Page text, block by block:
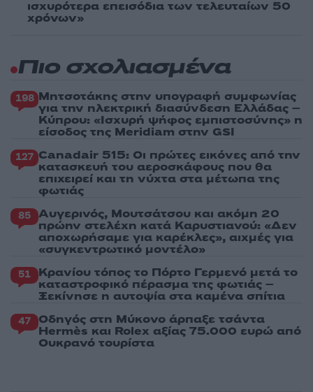
ισχυρότερα επεισόδια των τελευταίων 50
χρόνων»
Πιο σχολιασμένα
198 Μητσοτάκης στην υπογραφή συμφωνίας
για την ηλεκτρική διασύνδεση Ελλάδας –
Κύπρου: «Ισχυρή ψήφος εμπιστοσύνης» η
είσοδος της Meridiam στην GSI
127 Canadair 515: Οι πρώτες εικόνες από την
κατασκευή του αεροσκάφους που θα
επιχειρεί και τη νύχτα στα μέτωπα της
φωτιάς
85 Αυγερινός, Μουτσάτσου και ακόμη 20
πρώην στελέχη κατά Καρυστιανού: «Δεν
αποχωρήσαμε για καρέκλες», αιχμές για
«συγκεντρωτικό μοντέλο»
51 Κρανίου τόπος το Πόρτο Γερμενό μετά το
καταστροφικό πέρασμα της φωτιάς –
Ξεκίνησε η αυτοψία στα καμένα σπίτια
47 Οδηγός στη Μύκονο άρπαξε τσάντα
Hermès και Rolex αξίας 75.000 ευρώ από
Ουκρανό τουρίστα